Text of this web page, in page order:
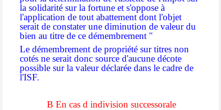
la solidarité sur la fortune et s'oppose à
l'application de tout abattement dont l'objet
serait de constater une diminution de valeur du
bien au titre de ce démembrement "
Le démembrement de propriété sur titres non
cotés ne serait donc source d'aucune décote
possible sur la valeur déclarée dans le cadre de
l'ISF.
B En cas d indivision successorale